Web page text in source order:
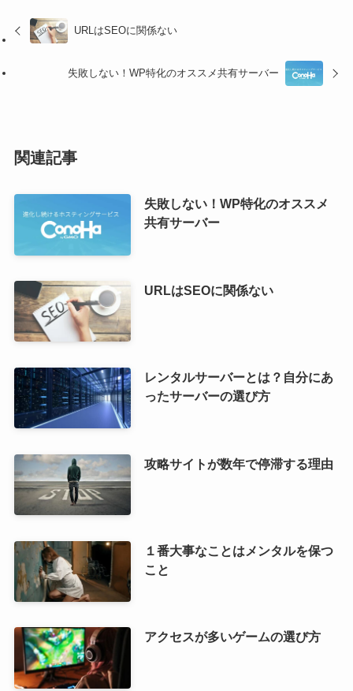
URLはSEOに関係ない
失敗しない！WP特化のオススメ共有サーバー
関連記事
失敗しない！WP特化のオススメ
共有サーバー
URLはSEOに関係ない
レンタルサーバーとは？自分にあ
ったサーバーの選び方
攻略サイトが数年で停滞する理由
１番大事なことはメンタルを保つ
こと
アクセスが多いゲームの選び方